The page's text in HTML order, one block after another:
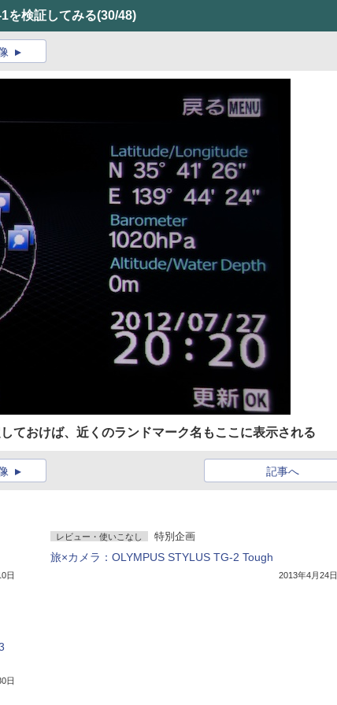
を検証してみる(30/48)
ておけば、近くのランドマーク名もここに表示される
記事へ
日
レビュー・使いこなし 特別企画
旅×カメラ：OLYMPUS STYLUS TG-2 Tough
2013年4月24日
日